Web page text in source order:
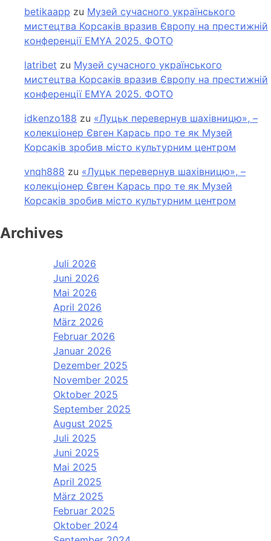
betikaapp zu Музей сучасного українського
мистецтва Корсаків вразив Європу на престижній
конференції EMYA 2025. ФОТО
latribet zu Музей сучасного українського
мистецтва Корсаків вразив Європу на престижній
конференції EMYA 2025. ФОТО
idkenzo188 zu «Луцьк перевернув шахівницю», –
колекціонер Євген Карась про те як Музей
Корсаків зробив місто культурним центром
vnqh888 zu «Луцьк перевернув шахівницю», –
колекціонер Євген Карась про те як Музей
Корсаків зробив місто культурним центром
Archives
Juli 2026
Juni 2026
Mai 2026
April 2026
März 2026
Februar 2026
Januar 2026
Dezember 2025
November 2025
Oktober 2025
September 2025
August 2025
Juli 2025
Juni 2025
Mai 2025
April 2025
März 2025
Februar 2025
Oktober 2024